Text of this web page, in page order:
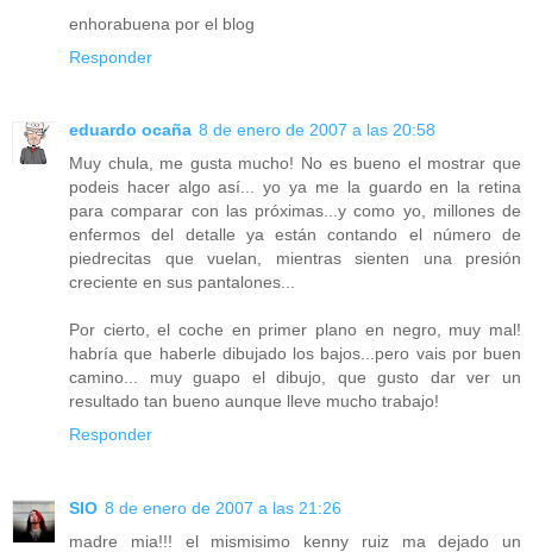
enhorabuena por el blog
Responder
eduardo ocaña 8 de enero de 2007 a las 20:58
Muy chula, me gusta mucho! No es bueno el mostrar que
podeis hacer algo así... yo ya me la guardo en la retina
para comparar con las próximas...y como yo, millones de
enfermos del detalle ya están contando el número de
piedrecitas que vuelan, mientras sienten una presión
creciente en sus pantalones...
Por cierto, el coche en primer plano en negro, muy mal!
habría que haberle dibujado los bajos...pero vais por buen
camino... muy guapo el dibujo, que gusto dar ver un
resultado tan bueno aunque lleve mucho trabajo!
Responder
SIO 8 de enero de 2007 a las 21:26
madre mia!!! el mismisimo kenny ruiz ma dejado un